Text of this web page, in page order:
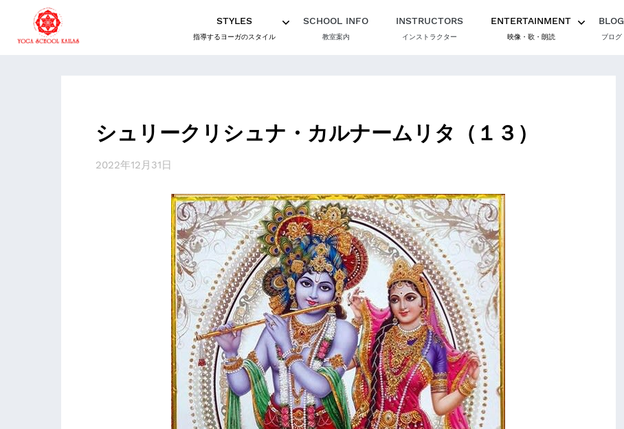
STYLES
指導するヨーガのスタイル
SCHOOL INFO
教室案内
INSTRUCTORS
インストラクター
ENTERTAINMENT
映像・歌・朗読
BLOG
ブログ
シュリークリシュナ・カルナームリタ（１３）
2022年12月31日